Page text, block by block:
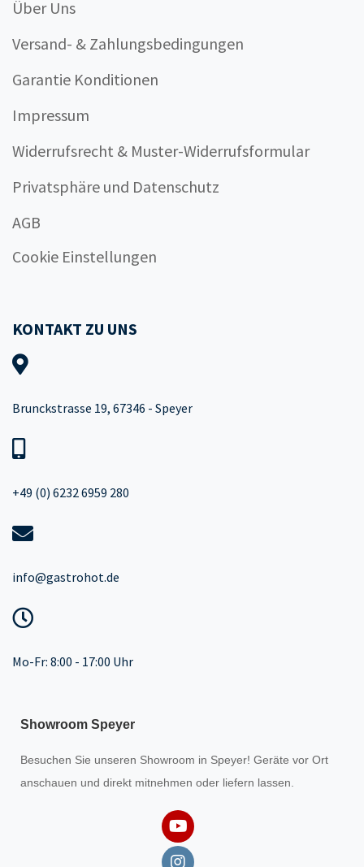
Über Uns
Versand- & Zahlungsbedingungen
Garantie Konditionen
Impressum
Widerrufsrecht & Muster-Widerrufsformular
Privatsphäre und Datenschutz
AGB
Cookie Einstellungen
KONTAKT ZU UNS
Brunckstrasse 19, 67346 - Speyer
+49 (0) 6232 6959 280
info@gastrohot.de
Mo-Fr: 8:00 - 17:00 Uhr
Showroom Speyer
Besuchen Sie unseren Showroom in Speyer! Geräte vor Ort
anschauen und direkt mitnehmen oder liefern lassen.